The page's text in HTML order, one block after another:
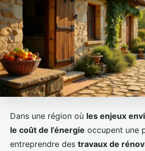
Dans une région où les enjeux
le coût de l’énergie occupent une
entreprendre des travaux de